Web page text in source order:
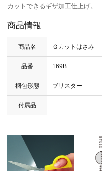
カットできるギザ加工仕上げ。
商品情報
商品名 Ｇカットはさみ
品番 169B
梱包形態 ブリスター
付属品